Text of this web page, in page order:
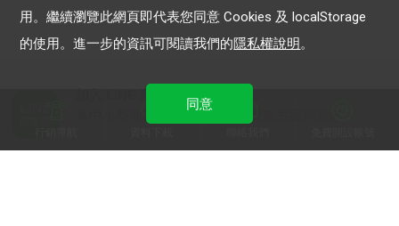
為中小型商家提供LINE最新的廣告方案與資訊
用。繼續瀏覽此網頁即代表您同意 Cookies 及 localStorage
的使用。進一步的資訊可閱讀我們的隱私權說明。
同意